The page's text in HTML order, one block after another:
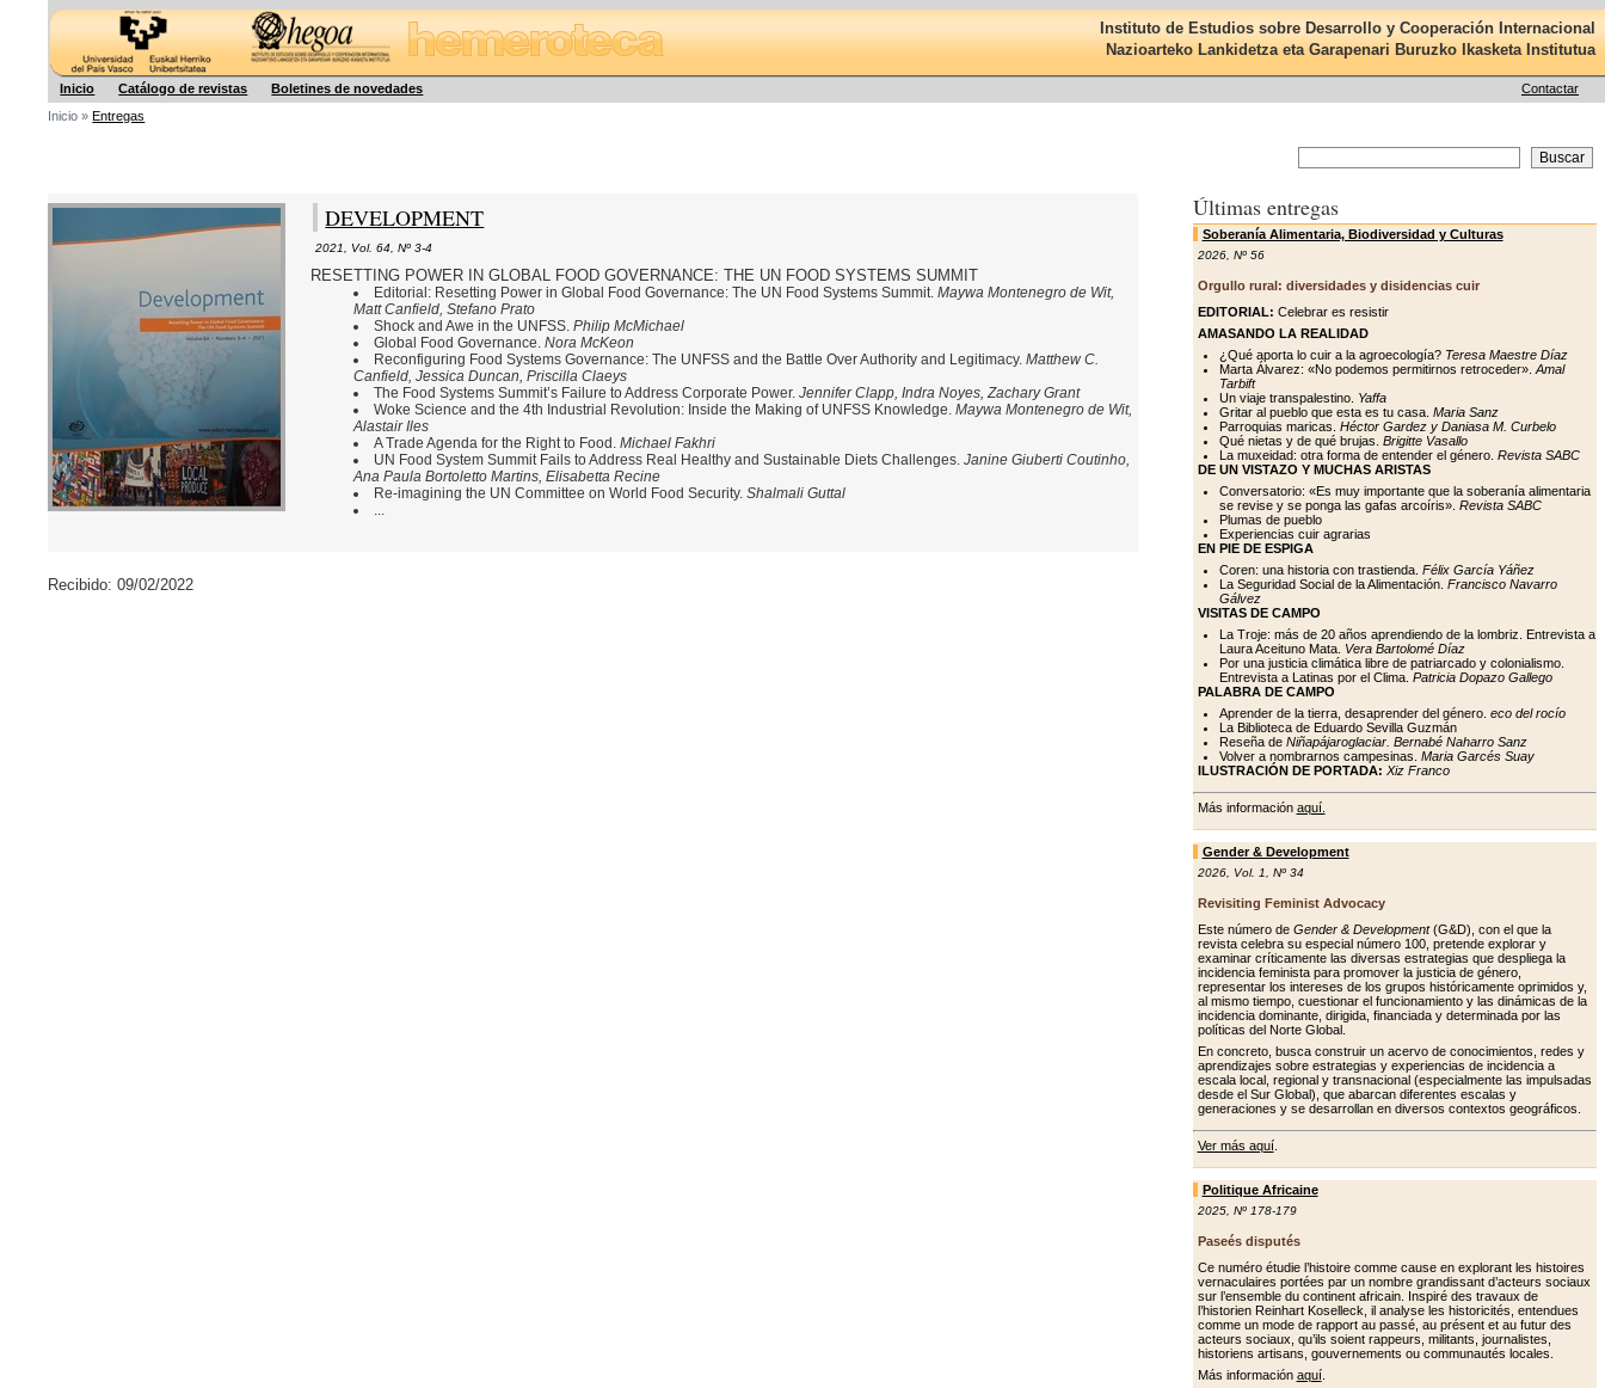
Instituto de Estudios sobre Desarrollo y Cooperación Internacional
Nazioarteko Lankidetza eta Garapenari Buruzko Ikasketa Institutua
Inicio Catálogo de revistas Boletines de novedades
Contactar
Inicio »Entregas
Últimas entregas
Soberanía Alimentaria, Biodiversidad y Culturas
2026, Nº 56
Orgullo rural: diversidades y disidencias cuir
EDITORIAL: Celebrar es resistir
AMASANDO LA REALIDAD
¿Qué aporta lo cuir a la agroecología? Teresa Maestre Díaz
Marta Álvarez: «No podemos permitirnos retroceder». Amal
Tarbift
Un viaje transpalestino. Yaffa
Gritar al pueblo que esta es tu casa. Maria Sanz
Parroquias maricas. Héctor Gardez y Daniasa M. Curbelo
Qué nietas y de qué brujas. Brigitte Vasallo
La muxeidad: otra forma de entender el género. Revista SABC
DE UN VISTAZO Y MUCHAS ARISTAS
Conversatorio: «Es muy importante que la soberanía alimentaria
se revise y se ponga las gafas arcoíris». Revista SABC
Plumas de pueblo
Experiencias cuir agrarias
EN PIE DE ESPIGA
Coren: una historia con trastienda. Félix García Yáñez
La Seguridad Social de la Alimentación. Francisco Navarro
Gálvez
VISITAS DE CAMPO
La Troje: más de 20 años aprendiendo de la lombriz. Entrevista a
Laura Aceituno Mata. Vera Bartolomé Díaz
Por una justicia climática libre de patriarcado y colonialismo.
Entrevista a Latinas por el Clima. Patricia Dopazo Gallego
PALABRA DE CAMPO
Aprender de la tierra, desaprender del género. eco del rocío
La Biblioteca de Eduardo Sevilla Guzmán
Reseña de Niñapájaroglaciar. Bernabé Naharro Sanz
Volver a nombrarnos campesinas. Maria Garcés Suay
ILUSTRACIÓN DE PORTADA: Xiz Franco
Más información aquí.
Gender & Development
2026, Vol. 1 Nº 34
Revisiting Feminist Advocacy
Este número de Gender & Development(G&D), con el que la
revista celebra su especial número 100, pretende explorar y
examinar críticamente las diversas estrategias que despliega la
incidencia feminista para promover la justicia de género,
representar los intereses de los grupos históricamente oprimidos y,
al mismo tiempo, cuestionar el funcionamiento y las dinámicas de la
incidencia dominante, dirigida, financiada y determinada por las
políticas del Norte Global.
En concreto, busca construir un acervo de conocimientos, redes y
aprendizajes sobre estrategias y experiencias de incidencia a
escala local, regional y transnacional (especialmente las impulsadas
desde el Sur Global), que abarcan diferentes escalas y
generaciones y se desarrollan en diversos contextos geográficos.
Ver más aquí.
Politique Africaine
2025, Nº 178-179
Paseés disputés
Ce numéro étudie l’histoire comme cause en explorant les histoires
vernaculaires portées par un nombre grandissant d’acteurs sociaux
sur l’ensemble du continent africain. Inspiré des travaux de
l’historien Reinhart Koselleck, il analyse les historicités, entendues
comme un mode de rapport au passé, au présent et au futur des
acteurs sociaux, qu’ils soient rappeurs, militants, journalistes,
historiens artisans, gouvernements ou communautés locales.
Más información aquí.
DEVELOPMENT
2021 Vol. 64 ,Nº 3-4
RESETTING POWER IN GLOBAL FOOD GOVERNANCE: THE UN FOOD SYSTEMS SUMMIT
Editorial: Resetting Power in Global Food Governance: The UN Food Systems Summit.Maywa Montenegro de Wit,
Matt Canfield, Stefano Prato
Shock and Awe in the UNFSS.Philip McMichael
Global Food Governance.Nora McKeon
Reconfiguring Food Systems Governance: The UNFSS and the Battle Over Authority and Legitimacy.Matthew C.
Canfield, Jessica Duncan, Priscilla Claeys
The Food Systems Summit’s Failure to Address Corporate Power.Jennifer Clapp, Indra Noyes, Zachary Grant
Woke Science and the 4th Industrial Revolution: Inside the Making of UNFSS Knowledge.Maywa Montenegro de Wit,
Alastair Iles
A Trade Agenda for the Right to Food.Michael Fakhri
UN Food System Summit Fails to Address Real Healthy and Sustainable Diets Challenges.Janine Giuberti Coutinho,
Ana Paula Bortoletto Martins, Elisabetta Recine
Re-imagining the UN Committee on World Food Security.Shalmali Guttal
...
Recibido: 09/02/2022